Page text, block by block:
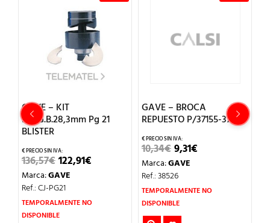
GAVE – KIT
SLUG.B.28,3mm Pg 21
BLISTER
136,57€EL
PRECIO
ORIGINAL
ERA:
136,57€.
122,91€
122,91€.
Marca:GAVE
Ref.: CJ-PG21
TEMPORALMENTE NO
DISPONIBLE
GAVE – BROCA
REPUESTO P/37155-37156
10,34€EL
PRECIO
ORIGINAL
ERA:
10,34€.
9,31€
9,31€.
Marca:GAVE
Ref.: 38526
TEMPORALMENTE NO
DISPONIBLE